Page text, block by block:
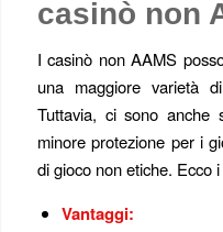
casinò non
I casinò non AAMS
una maggiore varietà
Tuttavia, ci sono anche
minore protezione per i
di gioco non etiche. Ecco
Vantaggi: